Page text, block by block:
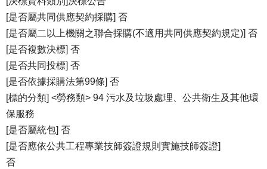
[是否屬共同供應契約採購] 否
[是否屬二以上機關之聯合採購(不適用共同供應契約規定)] 否
[是否複數決標] 否
[是否共同投標] 否
[是否依據採購法第99條] 否
[標的分類] <勞務類> 94 污水及垃圾處理、公共衛生及其他環
保服務
[是否屬統包] 否
[是否應依公共工程專業技師簽證規則實施技師簽證]
否